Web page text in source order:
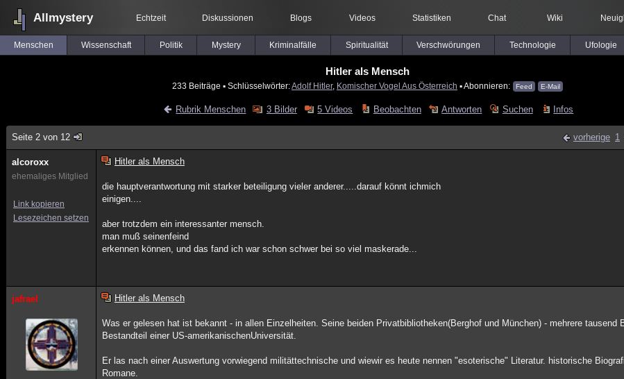
Allmystery Echtzeit Diskussionen Blogs Videos Statistiken Chat Wiki
Menschen Wissenschaft Politik Mystery Kriminalfälle Spiritualität Verschwörungen Technologie Ufologie
Hitler als Mensch
233 Beiträge ▪ Schlüsselwörter:Adolf Hitler, Komischer Vogel Aus Österreich ▪ Abonnieren: Feed E-Mail
Rubrik Menschen 3 Bilder 5 Videos Beobachten Antworten Suchen Infos
Seite 2 von 12 vorherige 1
alcoroxx
ehemaliges Mitglied
Link kopieren
Lesezeichen setzen
Hitler als Mensch
die hauptverantwortung mit starker beteiligung vieler anderer.....darauf könnt ichmich
einigen....
aber trotzdem ein interessanter mensch.
man muß seinenfeind
erkennen können, und das fand ich war schon schwer bei so viel maskerade...
jafrael Hitler als Mensch
Was er gelesen hat ist bekannt - in allen Einzelheiten. Seine beiden Privatbibliotheken(Berghof und München) - mehrere tausend
Bestandteil einer US-amerikanischenUniversität.
Er las nach einer Auswertung vorwiegend militättechnische und wiewir es heute nennen "esoterische" Literatur. historische
Romane.